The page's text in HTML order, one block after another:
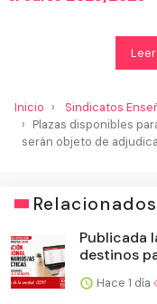
Inicio
Sindicatos
Plazas disponibles
serán objeto de
Relacionados
Publicada
destinos
Hace 1 día